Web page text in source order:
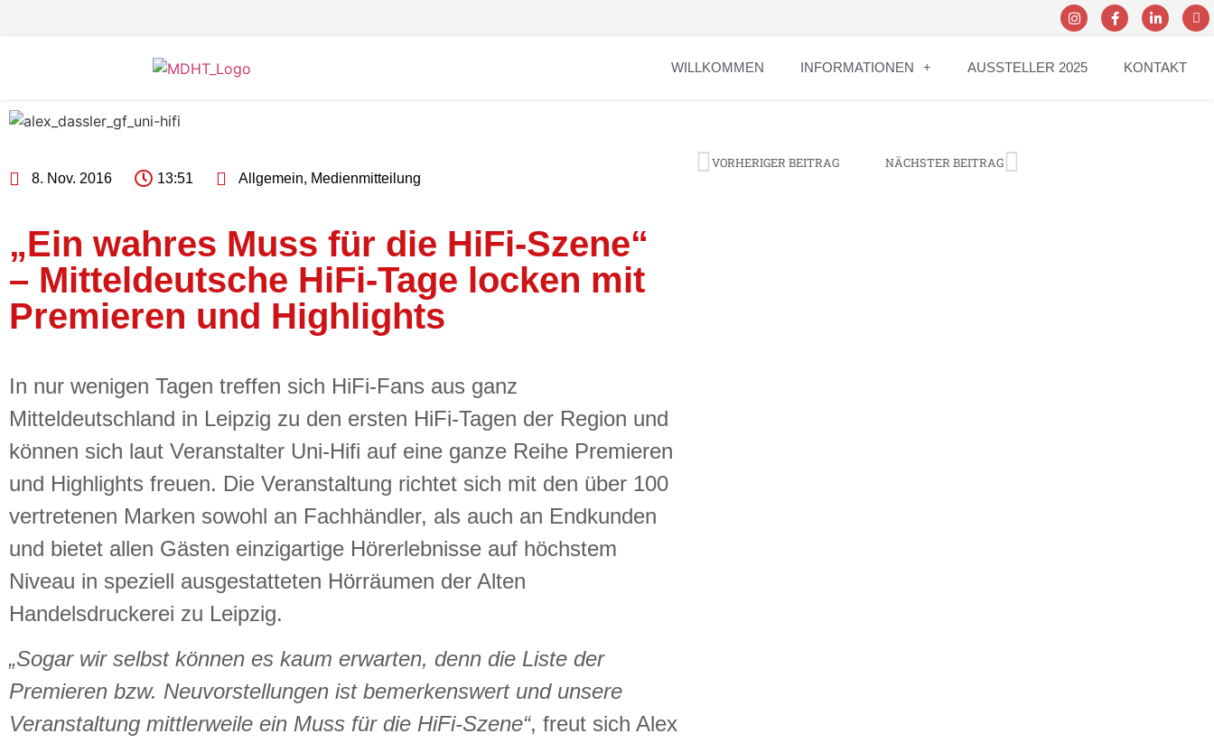
WILLKOMMEN INFORMATIONEN AUSSTELLER 2025 KONTAKT
8. Nov. 2016 13:51 Allgemein, Medienmitteilung
„Ein wahres Muss für die HiFi-Szene“
– Mitteldeutsche HiFi-Tage locken mit
Premieren und Highlights
In nur wenigen Tagen treffen sich HiFi-Fans aus ganz
Mitteldeutschland in Leipzig zu den ersten HiFi-Tagen der Region und
können sich laut Veranstalter Uni-Hifi auf eine ganze Reihe Premieren
und Highlights freuen. Die Veranstaltung richtet sich mit den über 100
vertretenen Marken sowohl an Fachhändler, als auch an Endkunden
und bietet allen Gästen einzigartige Hörerlebnisse auf höchstem
Niveau in speziell ausgestatteten Hörräumen der Alten
Handelsdruckerei zu Leipzig.
„Sogar wir selbst können es kaum erwarten, denn die Liste der
Premieren bzw. Neuvorstellungen ist bemerkenswert und unsere
Veranstaltung mittlerweile ein Muss für die HiFi-Szene“, freut sich Alex
VORHERIGER BEITRAG NÄCHSTER BEITRAG